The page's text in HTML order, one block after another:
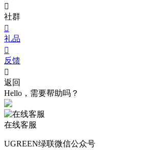

社群

礼品

反馈

返回
Hello，需要帮助吗？
在线客服
UGREEN绿联微信公众号